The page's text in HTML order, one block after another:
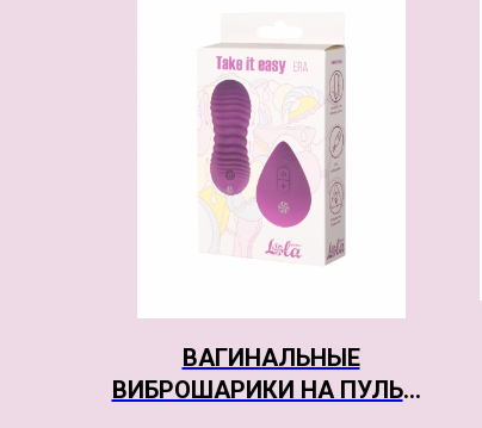
ВАГИНАЛЬНЫЕ
ВИБРОШАРИКИ НА ПУЛЬТЕ